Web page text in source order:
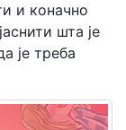
и коначно
шта је
је треба